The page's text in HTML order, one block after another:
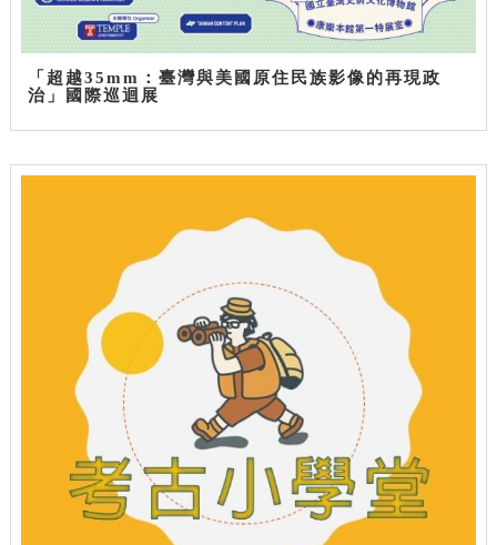
「超越35mm：臺灣與美國原住民族影像的再現政
治」國際巡迴展